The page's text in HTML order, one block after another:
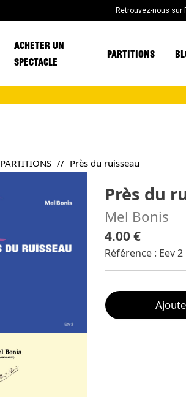
Retrouvez-nous sur
ACHETER UN
SPECTACLE
PARTITIONS
PARTITIONS // Près du ruisseau
Près du
Mel Bonis
4.00 €
Référence : Eev 2